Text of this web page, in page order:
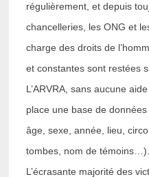
régulièrement, et depuis
chancelleries, les ONG et
charge des droits de
et constantes sont restées
L’ARVRA, sans aucune
place une base de
âge, sexe, année, lieu,
tombes, nom de témoins…).
L’écrasante majorité des